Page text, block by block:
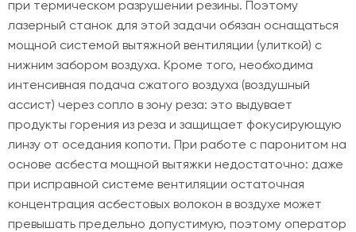
при термическом разрушении резины. Поэтому
лазерный станок для этой задачи обязан оснащаться
мощной системой вытяжной вентиляции (улиткой) с
нижним забором воздуха. Кроме того, необходима
интенсивная подача сжатого воздуха (воздушный
ассист) через сопло в зону реза: это выдувает
продукты горения из реза и защищает фокусирующую
линзу от оседания копоти. При работе с паронитом на
основе асбеста мощной вытяжки недостаточно: даже
при исправной системе вентиляции остаточная
концентрация асбестовых волокон в воздухе может
превышать предельно допустимую, поэтому оператор